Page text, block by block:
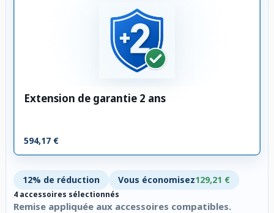
Extension de garantie 2 ans
594,17 €
12% de réduction Vous économisez129,21 €
4 accessoires sélectionnés
Remise appliquée aux accessoires compatibles.